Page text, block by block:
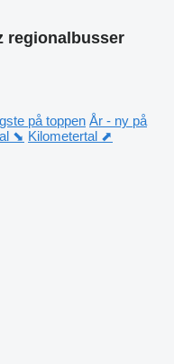
regionalbusser
på toppen År - ny på
⬊ Kilometertal ⬈